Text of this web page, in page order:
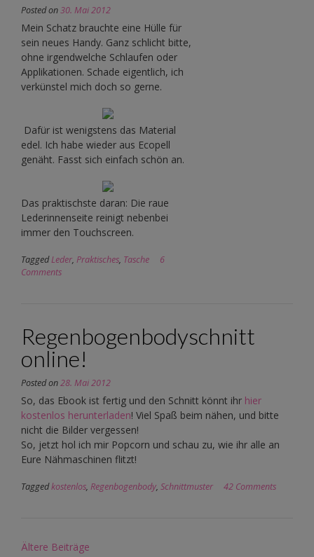
Posted on30. Mai 2012
Mein Schatz brauchte eine Hülle für
sein neues Handy. Ganz schlicht bitte,
ohne irgendwelche Schlaufen oder
Applikationen. Schade eigentlich, ich
verkünstel mich doch so gerne.
Dafür ist wenigstens das Material
edel. Ich habe wieder aus Ecopell
genäht. Fasst sich einfach schön an.
Das praktischste daran: Die raue
Lederinnenseite reinigt nebenbei
immer den Touchscreen.
TaggedLeder, Praktisches, Tasche
6
Comments
Regenbogenbodyschnitt
online!
Posted on28. Mai 2012
So, das Ebook ist fertig und den Schnitt könnt ihr hier
kostenlos herunterladen! Viel Spaß beim nähen, und bitte
nicht die Bilder vergessen!
So, jetzt hol ich mir Popcorn und schau zu, wie ihr alle an
Eure Nähmaschinen flitzt!
Taggedkostenlos, Regenbogenbody, Schnittmuster 42 Comments
Beitragsnavigation
Ältere Beiträge